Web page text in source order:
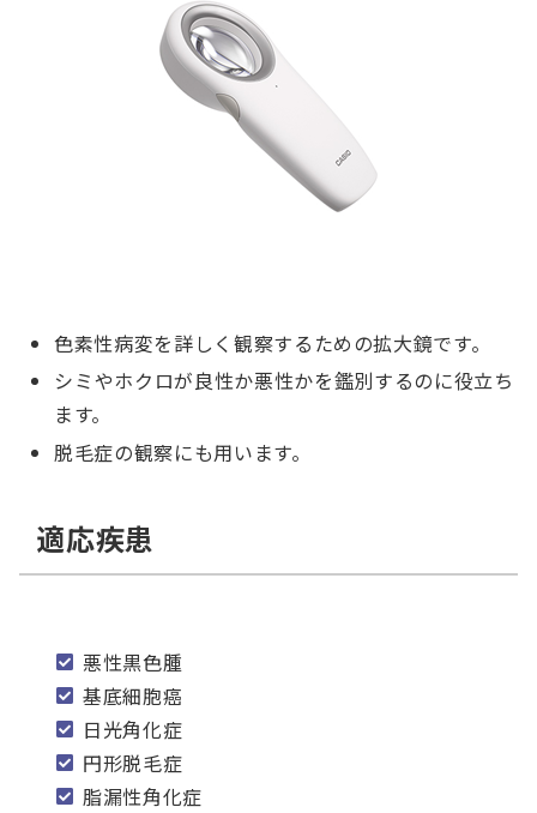
色素性病変を詳しく観察するための拡大鏡です。
シミやホクロが良性か悪性かを鑑別するのに役立ち
ます。
脱毛症の観察にも用います。
適応疾患
悪性黒色腫
基底細胞癌
日光角化症
円形脱毛症
脂漏性角化症